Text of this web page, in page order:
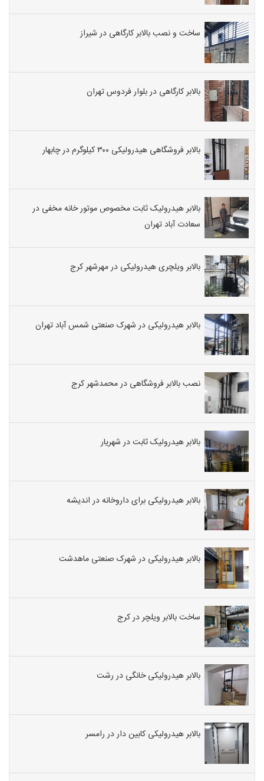
ساخت و نصب بالابر کارگاهی در شیراز
بالابر کارگاهی در بلوار فردوس تهران
بالابر فروشگاهی هیدرولیکی ۳۰۰ کیلوگرم در چابهار
بالابر هیدرولیک ثابت مخصوص موتور خانه مخفی در
سعادت آباد تهران
بالابر ویلچری هیدرولیکی در مهرشهر کرج
بالابر هیدرولیکی در شهرک صنعتی شمس آباد تهران
نصب بالابر فروشگاهی در محمدشهر کرج
بالابر هیدرولیک ثابت در شهریار
بالابر هیدرولیکی برای داروخانه در اندیشه
بالابر هیدرولیکی در شهرک صنعتی ماهدشت
ساخت بالابر ویلچر در کرج
بالابر هیدرولیکی خانگی در رشت
بالابر هیدرولیکی کابین دار در رامسر